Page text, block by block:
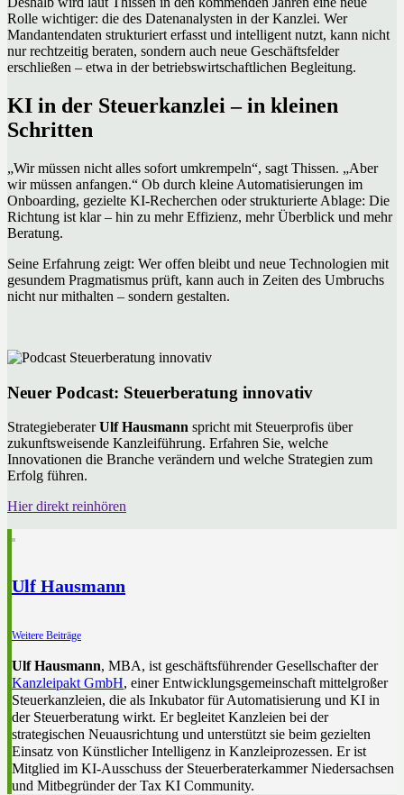
Rolle wichtiger: die des Datenanalysten in der Kanzlei. Wer
Mandantendaten strukturiert erfasst und intelligent nutzt, kann nicht
nur rechtzeitig beraten, sondern auch neue Geschäftsfelder
erschließen – etwa in der betriebswirtschaftlichen Begleitung.
KI in der Steuerkanzlei – in kleinen
Schritten
„Wir müssen nicht alles sofort umkrempeln“, sagt Thissen. „Aber
wir müssen anfangen.“ Ob durch kleine Automatisierungen im
Onboarding, gezielte KI-Recherchen oder strukturierte Ablage: Die
Richtung ist klar – hin zu mehr Effizienz, mehr Überblick und mehr
Beratung.
Seine Erfahrung zeigt: Wer offen bleibt und neue Technologien mit
gesundem Pragmatismus prüft, kann auch in Zeiten des Umbruchs
nicht nur mithalten – sondern gestalten.
Neuer Podcast: Steuerberatung innovativ
StrategieberaterUlf Hausmann spricht mit Steuerprofis über
zukunftsweisende Kanzleiführung. Erfahren Sie, welche
Innovationen die Branche verändern und welche Strategien zum
Erfolg führen.
Hier direkt reinhören
Ulf Hausmann
Weitere Beiträge
Ulf Hausmann, MBA, ist geschäftsführender Gesellschafter der
Kanzleipakt GmbH, einer Entwicklungsgemeinschaft mittelgroßer
Steuerkanzleien, die als Inkubator für Automatisierung und KI in
der Steuerberatung wirkt. Er begleitet Kanzleien bei der
strategischen Neuausrichtung und unterstützt sie beim gezielten
Einsatz von Künstlicher Intelligenz in Kanzleiprozessen. Er ist
Mitglied im KI-Ausschuss der Steuerberaterkammer Niedersachsen
und Mitbegründer der Tax KI Community.